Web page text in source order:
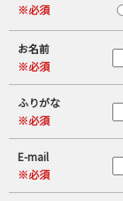
※必須
お名前
※必須
ふりがな
※必須
E-mail
※必須